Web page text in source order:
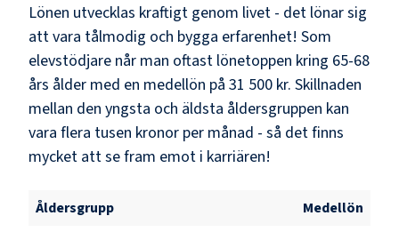
Lönen utvecklas kraftigt genom livet - det lönar sig
att vara tålmodig och bygga erfarenhet! Som
elevstödjare når man oftast lönetoppen kring 65-68
års ålder med en medellön på 31 500 kr. Skillnaden
mellan den yngsta och äldsta åldersgruppen kan
vara flera tusen kronor per månad - så det finns
mycket att se fram emot i karriären!
Åldersgrupp
Medellön